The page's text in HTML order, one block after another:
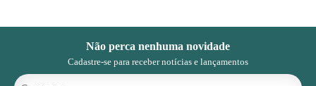
Não perca nenhuma novidade
Cadastre-se para receber notícias e lançamentos